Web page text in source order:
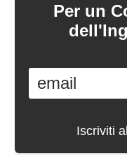
Per un